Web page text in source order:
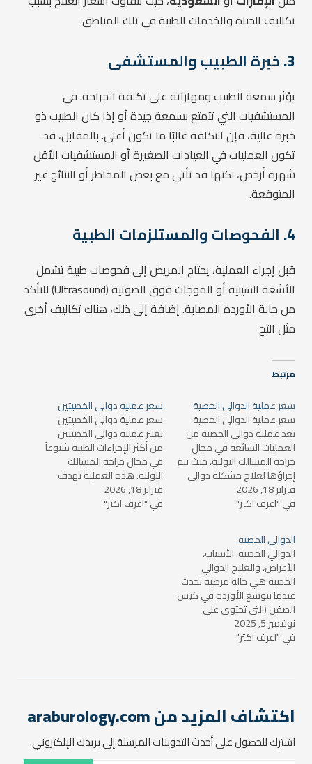
تكاليف الحياة والخدمات الطبية في تلك المناطق.
3. خبرة الطبيب والمستشفى
يؤثر سمعة الطبيب ومهاراته على تكلفة الجراحة. في
المستشفيات التي تتمتع بسمعة جيدة أو إذا كان الطبيب ذو
خبرة عالية، فإن التكلفة غالبًا ما تكون أعلى. بالمقابل، قد
تكون العمليات في العيادات الصغيرة أو المستشفيات الأقل
شهرة أرخص، لكنها قد تأتي مع بعض المخاطر أو النتائج غير
المتوقعة.
4. الفحوصات والمستلزمات الطبية
قبل إجراء العملية، يحتاج المريض إلى فحوصات طبية تشمل
الأشعة السينية أو الموجات فوق الصوتية (Ultrasound) للتأكد
من حالة الأوردة المصابة. إضافة إلى ذلك، هناك تكاليف أخرى
مثل التخ
مرتبط
سعر عملية الدوالي الخصية
سعر عملية الدوالي الخصية:
تعد عملية دوالي الخصية من
العمليات الشائعة في مجال
جراحة المسالك البولية، حيث يتم
إجراؤها لعلاج مشكلة دوالي
الأوردة في الخصية والتي قد
تؤثر على الخصوبة أو تسبب ألمًا
العوامل التي سنتناولها في
هذا المقال. ما هي…
فبراير 18, 2026
في "اعرف اكتر"
سعر عمليه دوالي الخصيتين
سعر عملية دوالي الخصيتين
تعتبر عملية دوالي الخصيتين
من أكثر الإجراءات الطبية شيوعاً
في مجال جراحة المسالك
البولية. هذه العملية تهدف
إلى علاج الدوالي التي تؤثر على
الأوردة الموجودة في
فبراير 18, 2026
في "اعرف اكتر"
الدوالي الخصيه
الدوالي الخصية: الأسباب،
الأعراض، والعلاج الدوالي
الخصية هي حالة مرضية تحدث
عندما تتوسع الأوردة في كيس
الصفن (التي تحتوي على
الخصيتين)، مما يؤدي إلى
تجمع الدم فيها. تعتبر هذه
هذا المقال،…
نوفمبر 5, 2025
في "اعرف اكتر"
اكتشاف المزيد من araburology.com
اشترك للحصول على أحدث التدوينات المرسلة إلى بريدك الإلكتروني.